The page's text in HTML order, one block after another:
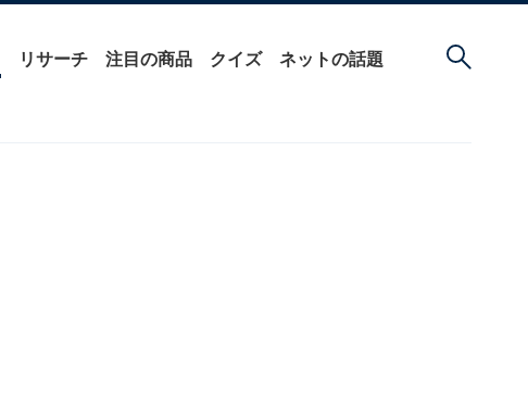
リサーチ 注目の商品 クイズ ネットの話題